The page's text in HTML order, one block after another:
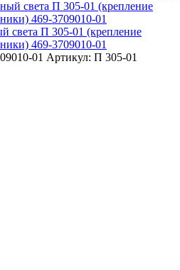
света П 305-01 (крепление
469-3709010-01
01 Артикул: П 305-01